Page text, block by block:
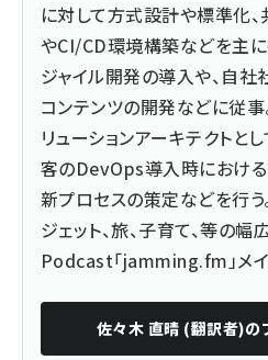
に対して方式設計や標準化、
やCI/CD環境構築などを主
ジャイル開発の導入や、自社
コンテンツの開発などに従事
リューションアーキテクトと
客のDevOps導入時におけ
新プロセスの策定などを行う
ジェット、旅、子育て、等の幅
Podcast「jamming.fm」メイ
佐々木 直晴 (翻訳者)の